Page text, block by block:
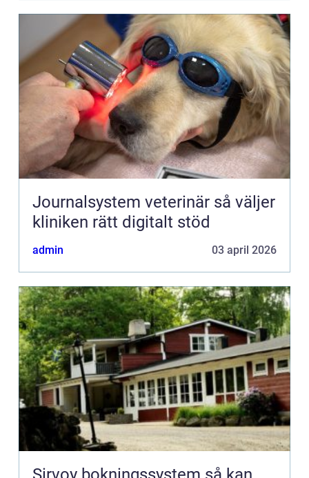
Journalsystem veterinär så väljer
kliniken rätt digitalt stöd
admin 03 april 2026